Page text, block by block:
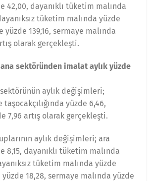
42,00, dayanıklı tüketim malında
tüketim malında yüzde
yüzde 139,16, sermaye malında
olarak gerçekleşti.
sektöründen imalat aylık yüzde
aylık değişimleri;
yüzde 6,46,
7,96 artış olarak gerçekleşti.
aylık değişimleri; ara
8,15, dayanıklı tüketim malında
tüketim malında yüzde
18,28, sermaye malında yüzde